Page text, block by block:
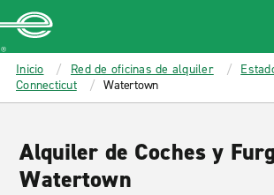
MAIN
CONTENT
Enterprise
Inicio Red de oficinas de alquiler
Connecticut
Watertown
Alquiler de Coches y
Watertown